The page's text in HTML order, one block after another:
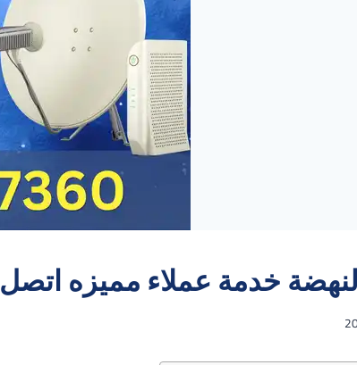
خدمة عملاء مميزه اتصل 66977360